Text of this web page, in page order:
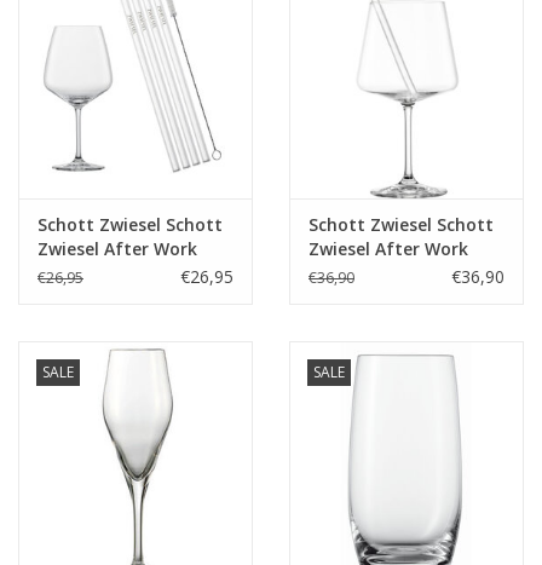
Bar & Wijn
Schott Zwiesel Schott
Zwiesel After Work
Drinks 9-delige set
€26,95 €26,95
Schott Zwiesel Schott
Zwiesel After Work
MioVino 9-delige set
€36,90 €36,90
SALE SALE